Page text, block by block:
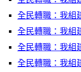
全民轉職：我組
全民轉職：我組
全民轉職：我組
全民轉職：我組